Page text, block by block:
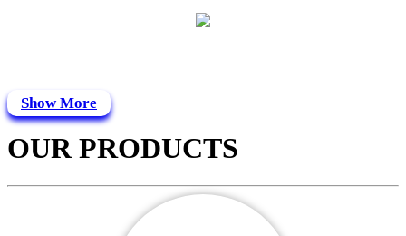
Show More
OUR PRODUCTS